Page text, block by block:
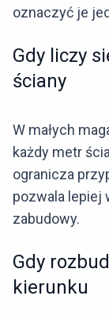
oznaczyć je
Gdy liczy
ściany
W małych
każdy metr
ogranicza
pozwala lepiej
zabudowy.
Gdy
kierunku